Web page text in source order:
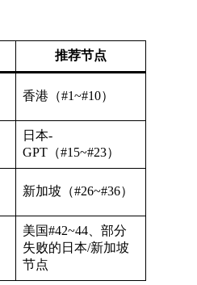
推荐节点
香港（#1~#10）
日本-
GPT（#15~#23）
新加坡（#26~#36）
美国#42~44、部分
失败的日本/新加坡
节点